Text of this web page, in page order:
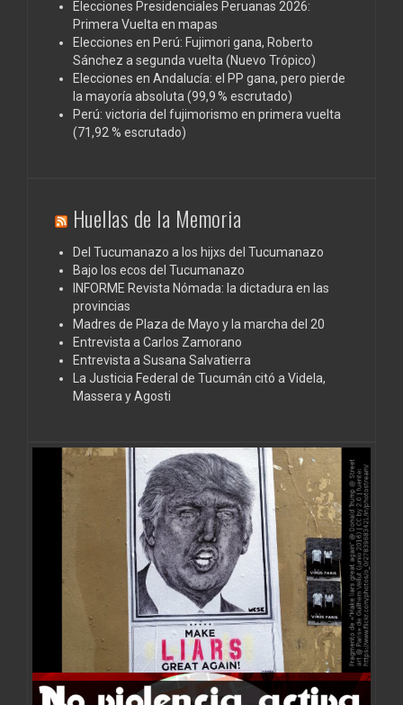
Elecciones Presidenciales Peruanas 2026:
Primera Vuelta en mapas
Elecciones en Perú: Fujimori gana, Roberto
Sánchez a segunda vuelta (Nuevo Trópico)
Elecciones en Andalucía: el PP gana, pero pierde
la mayoría absoluta (99,9 % escrutado)
Perú: victoria del fujimorismo en primera vuelta
(71,92 % escrutado)
Huellas de la Memoria
Del Tucumanazo a los hijxs del Tucumanazo
Bajo los ecos del Tucumanazo
INFORME Revista Nómada: la dictadura en las
provincias
Madres de Plaza de Mayo y la marcha del 20
Entrevista a Carlos Zamorano
Entrevista a Susana Salvatierra
La Justicia Federal de Tucumán citó a Videla,
Massera y Agosti